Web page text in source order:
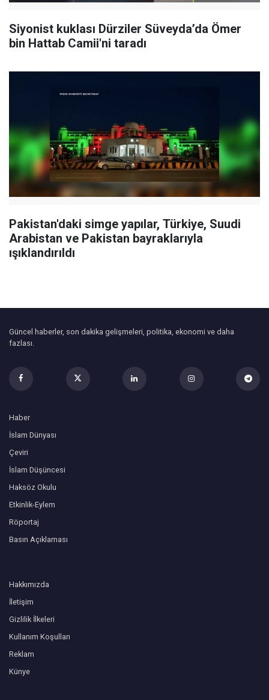
Siyonist kuklası Dürziler Süveyda’da Ömer
bin Hattab Camii'ni taradı
Pakistan'daki simge yapılar, Türkiye, Suudi
Arabistan ve Pakistan bayraklarıyla
ışıklandırıldı
Güncel haberler, son dakika gelişmeleri, politika, ekonomi ve daha
fazlası.
Haber
İslam Dünyası
Çeviri
İslam Düşüncesi
Haksöz Okulu
Etkinlik-Eylem
Röportaj
Basın Açıklaması
Hakkımızda
İletişim
Gizlilik İlkeleri
Kullanım Koşulları
Reklam
Künye